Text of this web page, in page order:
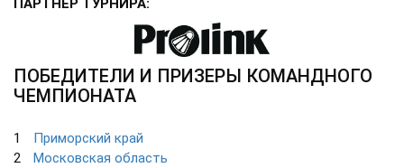
ПАРТНЕР ТУРНИРА:
ПОБЕДИТЕЛИ И ПРИЗЕРЫ КОМАНДНОГО
ЧЕМПИОНАТА
1
Приморский край
2
Московская область